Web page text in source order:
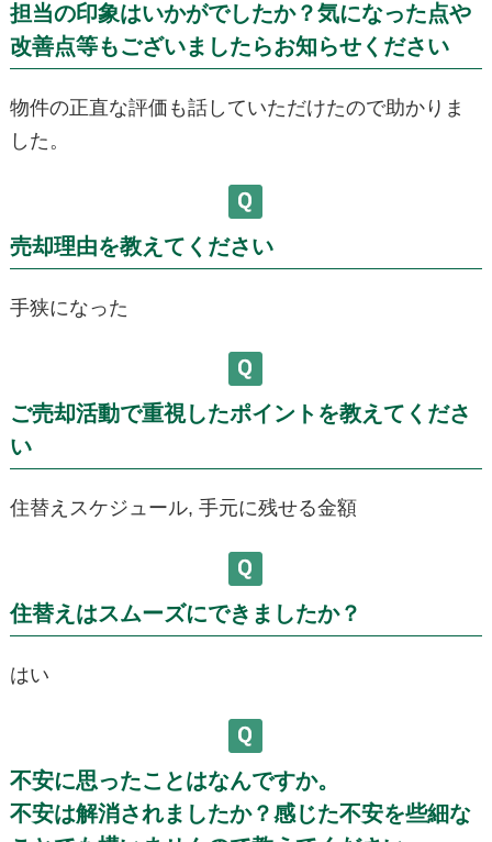
担当の印象はいかがでしたか？気になった点や
改善点等もございましたらお知らせください
物件の正直な評価も話していただけたので助かりま
した。
売却理由を教えてください
手狭になった
ご売却活動で重視したポイントを教えてくださ
い
住替えスケジュール, 手元に残せる金額
住替えはスムーズにできましたか？
はい
不安に思ったことはなんですか。
不安は解消されましたか？感じた不安を些細な